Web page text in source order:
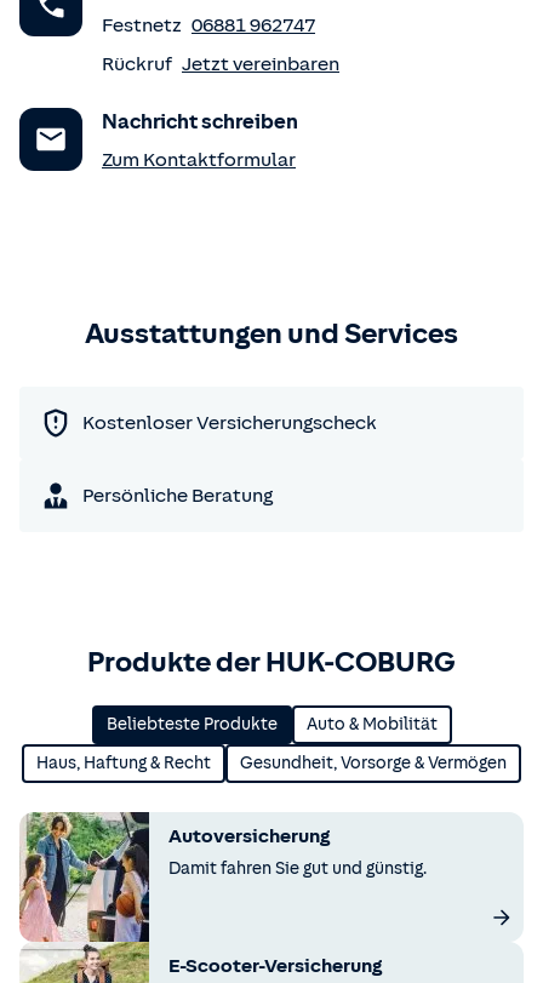
Festnetz 06881 962747
Rückruf Jetzt vereinbaren
Nachricht schreiben
Zum Kontaktformular
Ausstattungen und Services
Kostenloser Versicherungscheck
Persönliche Beratung
Produkte der HUK-COBURG
Beliebteste Produkte Auto & Mobilität
Haus, Haftung & Recht Gesundheit, Vorsorge & Vermögen
Autoversicherung
Damit fahren Sie gut und günstig.
E-Scooter-Versicherung